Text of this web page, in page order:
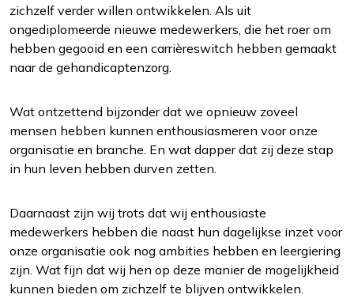
Statistieken
Ook de cookies plaatsen die nodig zijn om te
zien of wij de juiste doelgroep bereiken.
Interesses
Om het gebruik van de website af te
stemmen op uw wensen en interesses.
zichzelf verder willen ontwikkelen. Als uit
ongediplomeerde nieuwe medewerkers, die het roer om
hebben gegooid en een carrièreswitch hebben gemaakt
naar de gehandicaptenzorg.
Wat ontzettend bijzonder dat we opnieuw zoveel
mensen hebben kunnen enthousiasmeren voor onze
organisatie en branche. En wat dapper dat zij deze stap
in hun leven hebben durven zetten.
Daarnaast zijn wij trots dat wij enthousiaste
medewerkers hebben die naast hun dagelijkse inzet voor
onze organisatie ook nog ambities hebben en leergiering
zijn. Wat fijn dat wij hen op deze manier de mogelijkheid
kunnen bieden om zichzelf te blijven ontwikkelen.